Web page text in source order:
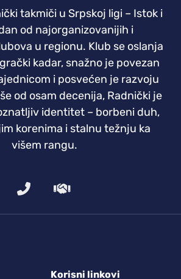
takmiči u Srpskoj ligi – Istok i
od najorganizovanijih i
u regionu. Klub se oslanja
kadar, snažno je povezan
i posvećen je razvoju
od osam decenija, Radnički je
identitet – borbeni duh,
korenima i stalnu težnju ka
višem rangu.
Korisni linkovi